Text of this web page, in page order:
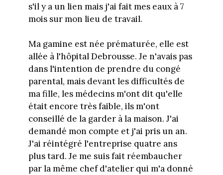
s'il y a un lien mais j'ai fait mes eaux à 7
mois sur mon lieu de travail.
Ma gamine est née prématurée, elle est
allée à l'hôpital Debrousse. Je n'avais pas
dans l'intention de prendre du congé
parental, mais devant les difficultés de
ma fille, les médecins m'ont dit qu'elle
était encore très faible, ils m'ont
conseillé de la garder à la maison. J'ai
demandé mon compte et j'ai pris un an.
J'ai réintégré l'entreprise quatre ans
plus tard. Je me suis fait réembaucher
par la même chef d'atelier qui m'a donné